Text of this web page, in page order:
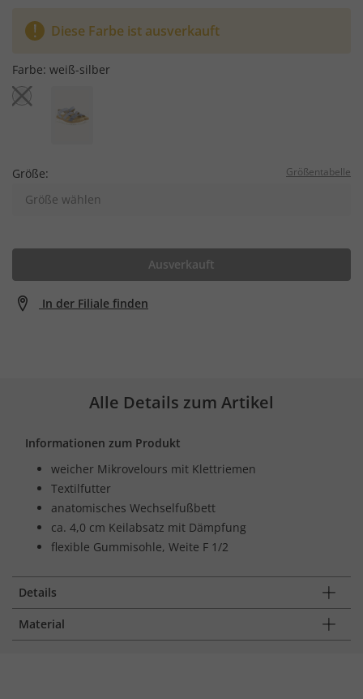
Diese Farbe ist ausverkauft
Farbe: weiß-silber
Größe: Größentabelle
Größe wählen
Ausverkauft
In der Filiale finden
Alle Details zum Artikel
Informationen zum Produkt
weicher Mikrovelours mit Klettriemen
Textilfutter
anatomisches Wechselfußbett
ca. 4,0 cm Keilabsatz mit Dämpfung
flexible Gummisohle, Weite F 1/2
Details
Material